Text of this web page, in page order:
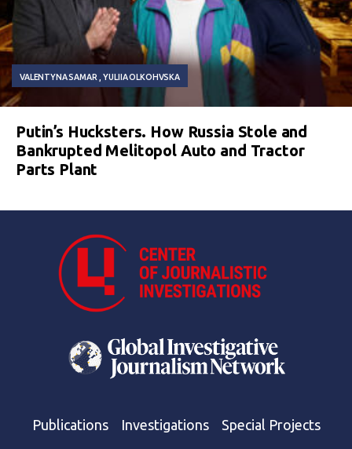
VALENTYNA SAMAR YULIIA OLKOHVSKA
Putin’s Hucksters. How Russia Stole and
Bankrupted Melitopol Auto and Tractor
Parts Plant
Publications Investigations Special Projects